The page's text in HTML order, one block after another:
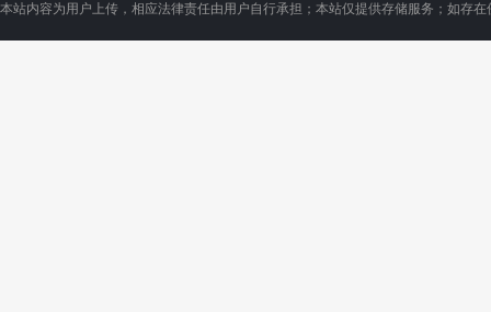
本站内容为用户上传，相应法律责任由用户自行承担；本站仅提供存储服务；如存